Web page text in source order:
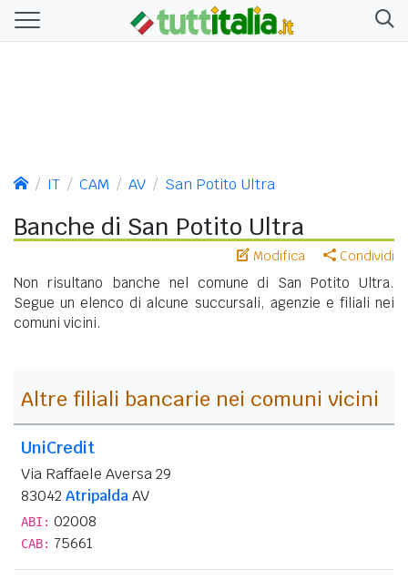
IT CAM AV San Potito Ultra
Banche di San Potito Ultra
Modifica Condividi
Non risultano banche nel comune di San Potito Ultra.
Segue un elenco di alcune succursali, agenzie e filiali nei
comuni vicini.
Altre filiali bancarie nei comuni vicini
UniCredit
Via Raffaele Aversa 29
83042 AtripaldaAV
ABI: 02008
CAB: 75661